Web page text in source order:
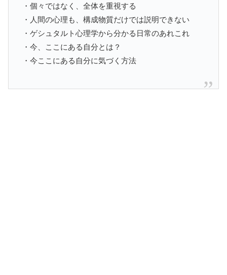
・個々ではなく、全体を重視する
・人間の心理も、構成物質だけでは説明できない
・ゲシュタルト心理学から分かる日常のあれこれ
・今、ここにある自分とは？
・今ここにある自分に気づく方法